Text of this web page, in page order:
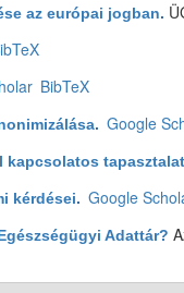
az európai jogban.
BibTeX
. Google
kapcsolatos
kérdései. Google
Adattár?